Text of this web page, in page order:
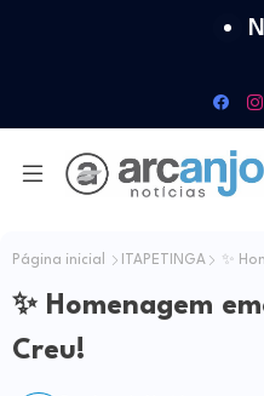
Página inicial ITAPETINGA ✨
✨ Homenagem
Creu!